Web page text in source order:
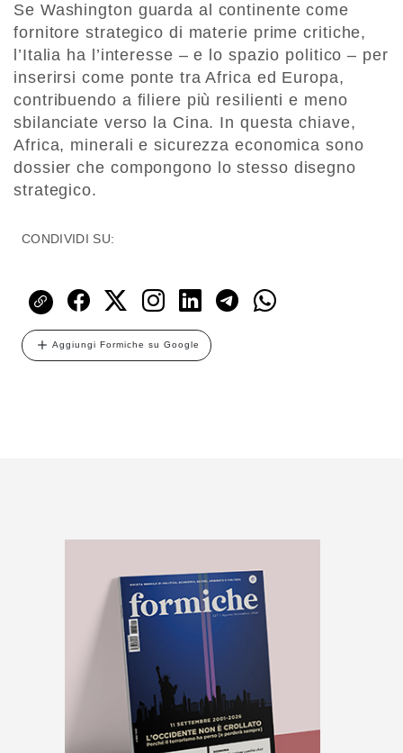
Se Washington guarda al continente come
fornitore strategico di materie prime critiche,
l’Italia ha l’interesse – e lo spazio politico – per
inserirsi come ponte tra Africa ed Europa,
contribuendo a filiere più resilienti e meno
sbilanciate verso la Cina. In questa chiave,
Africa, minerali e sicurezza economica sono
dossier che compongono lo stesso disegno
strategico.
CONDIVIDI SU:
Aggiungi Formiche su Google